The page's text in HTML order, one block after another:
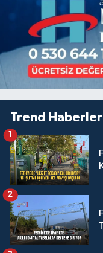
Trend Haberler
2